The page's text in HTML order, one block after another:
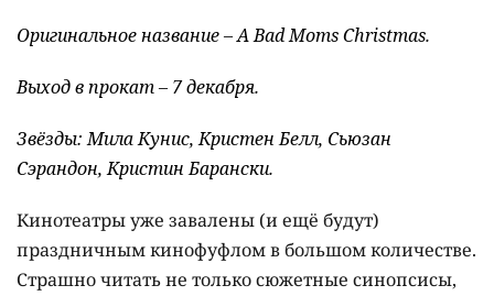
Оригинальное название – A Bad Moms Christmas.
Выход в прокат – 7 декабря.
Звёзды: Мила Кунис, Кристен Белл, Сьюзан
Сэрандон, Кристин Барански.
Кинотеатры уже завалены (и ещё будут)
праздничным кинофуфлом в большом количестве.
Страшно читать не только сюжетные синопсисы,